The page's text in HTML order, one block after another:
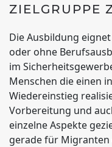
ZIELGRUPPE
Die Ausbildung
oder ohne
im
Menschen die einen
Wiedereinstieg
Vorbereitung und
einzelne Aspekte
gerade für Migranten